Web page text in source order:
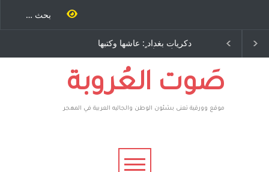
دكريات بغداد ٍ: عاشها وكتبها
:وليد رباح – نيوجرسي –
الولايات المتحدة الامريكية
كتب
يقهر
صَوت العُروبة
موقع وورقية تعنى بشئون الوطن والجاليه العربية في المهجر